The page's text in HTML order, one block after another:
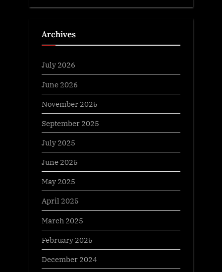
Archives
July 2026
June 2026
November 2025
September 2025
July 2025
June 2025
May 2025
April 2025
March 2025
February 2025
December 2024